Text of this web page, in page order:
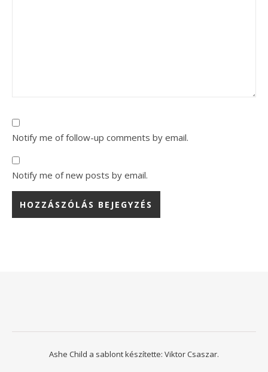
Notify me of follow-up comments by email.
Notify me of new posts by email.
Ashe Child a sablont készítette: Viktor Csaszar.